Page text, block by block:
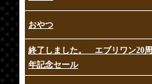
おやつ
終了しました。 エブリワン20周
年記念セール